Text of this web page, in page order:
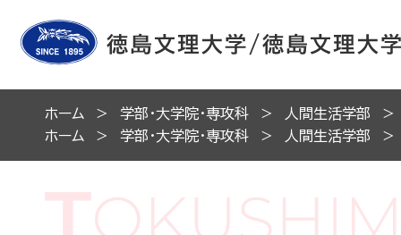
ホーム 学部・大学院・専攻科
人間生活学部
ホーム
学部・大学院・専攻科 人間生活学部